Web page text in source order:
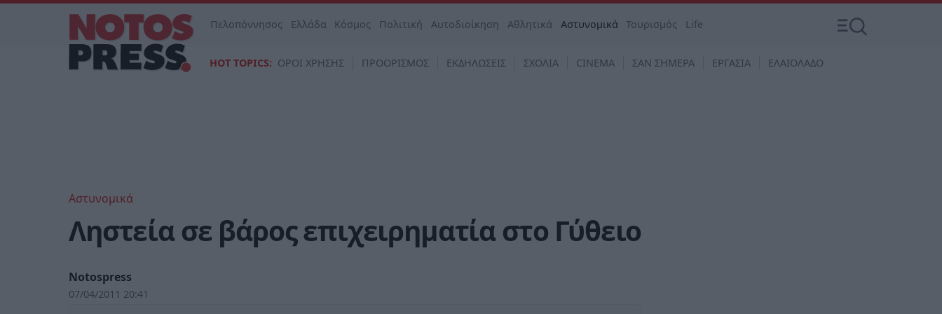
Πελοπόννησος Ελλάδα Κόσμος Πολιτική Αυτοδιοίκηση Αθλητικά Αστυνομικά Τουρισμός Life
HOT TOPICS: ΟΡΟΙ ΧΡΗΣΗΣ ΠΡΟΟΡΙΣΜΟΣ ΕΚΔΗΛΩΣΕΙΣ ΣΧΟΛΙΑ CINEMA ΣΑΝ ΣΗΜΕΡΑ ΕΡΓΑΣΙΑ ΕΛΑΙΟΛΑΔΟ
Αστυνομικά
Ληστεία σε βάρος επιχειρηματία στο Γύθειο
Notospress
07/04/2011 20:41